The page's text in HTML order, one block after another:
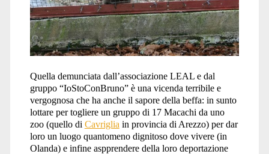
Quella demunciata dall’associazione LEAL e dal
gruppo “IoStoConBruno” è una vicenda terribile e
vergognosa che ha anche il sapore della beffa: in sunto
lottare per togliere un gruppo di 17 Macachi da uno
zoo (quello di Cavriglia in provincia di Arezzo) per dar
loro un luogo quantomeno dignitoso dove vivere (in
Olanda) e infine aspprendere della loro deportazione